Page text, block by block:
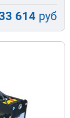
614 руб